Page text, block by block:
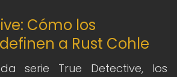
Cómo los
a Rust Cohle
serie True Detective, los